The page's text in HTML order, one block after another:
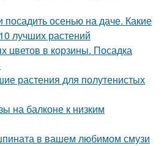
посадить осенью на даче. Какие
лучших растений
цветов в корзины. Посадка
растения для полутенистых
на балконе к низким
в вашем любимом смузи